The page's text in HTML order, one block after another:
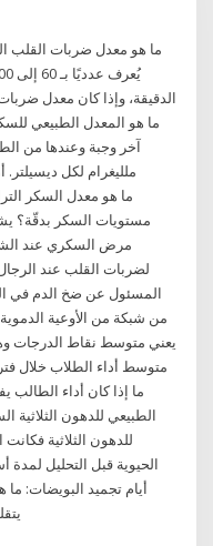
ما هو معدل ضربات القلب
ملليغرام لكل
ما هو معدل السكر
مرض السكري عند
لضربات القلب عند
المسئول عن ضخ الدم في
من شبكة من الأوعية الدموية
متوسط أداء الطلاب خلال
ما إذا كان أداء الطالب
الطبيعي للدهون الثلاثية
الحيوية قبل التحليل
أيام تجميد البويضات: